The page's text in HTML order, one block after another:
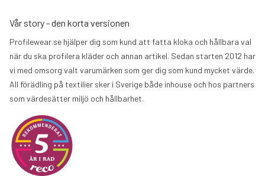
Vår story - den korta versionen
Profilewear.se hjälper dig som kund att fatta kloka och hållbara val
när du ska profilera kläder och annan artikel. Sedan starten 2012 har
vi med omsorg valt varumärken som ger dig som kund mycket värde.
All förädling på textilier sker i Sverige både inhouse och hos partners
som värdesätter miljö och hållbarhet.